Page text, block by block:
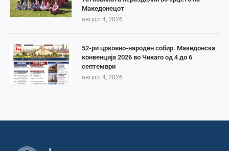
Македонецот
август 4, 2026
52-ри црковно-народен собир. Македонска
конвенција 2026 во Чикаго од 4 до 6
септември
август 4, 2026